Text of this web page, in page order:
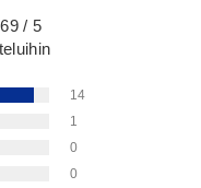
/ 5
14
1
0
0